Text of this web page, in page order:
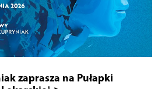
zaprasza na Pułapki